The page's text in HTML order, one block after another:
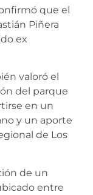
que el
Piñera
ex
valoró el
del parque
en un
y un aporte
de Los
de un
entre